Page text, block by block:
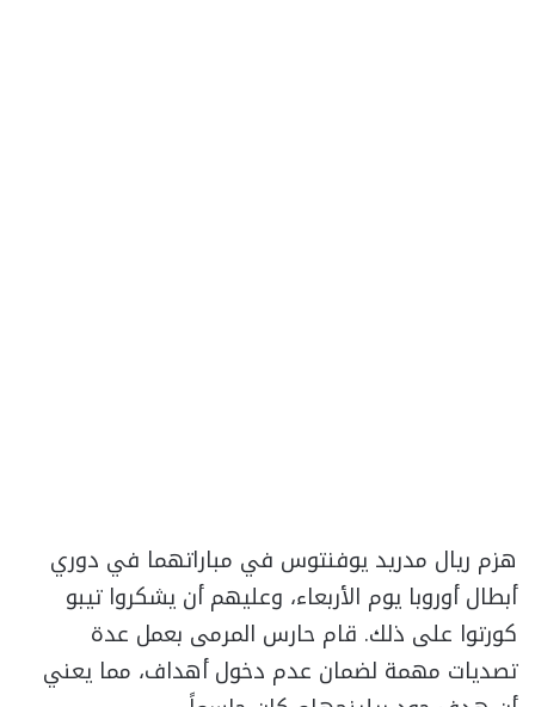
هزم ريال مدريد يوفنتوس في مباراتهما في دوري
أبطال أوروبا يوم الأربعاء، وعليهم أن يشكروا تيبو
كورتوا على ذلك. قام حارس المرمى بعمل عدة
تصديات مهمة لضمان عدم دخول أهداف، مما يعني